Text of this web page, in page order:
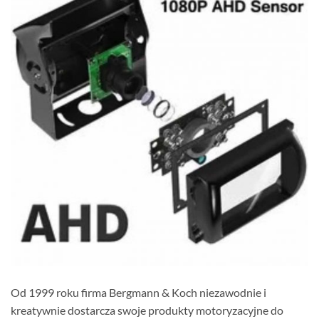
Od 1999 roku firma Bergmann & Koch niezawodnie i
kreatywnie dostarcza swoje produkty motoryzacyjne do